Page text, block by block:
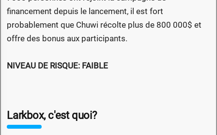
financement depuis le lancement, il est fort
probablement que Chuwi récolte plus de 800 000$ et
offre des bonus aux participants.
NIVEAU DE RISQUE: FAIBLE
Larkbox, c'est quoi?